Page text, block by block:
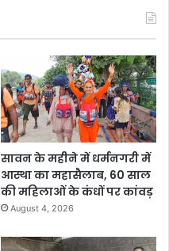
सावन के महीने में धर्मनगरी में
आस्था का महासैलाब, 60 साल
की महिलाओं के कंधों पर कांवड़
August 4, 2026